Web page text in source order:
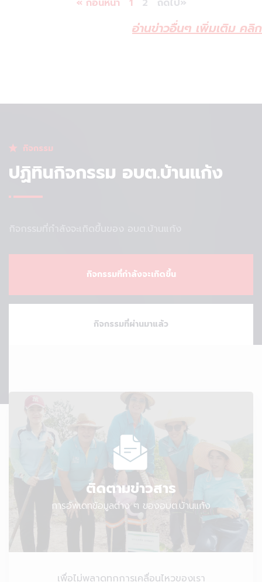
อ่านข่าวอื่นๆ เพิ่มเติม คลิก
กิจกรรม
ปฏิทินกิจกรรม อบต.บ้านแก้ง
กิจกรรมที่กำลังจะเกิดขึ้น
กิจกรรมที่ผ่านมาแล้ว
ติดตามข่าวสาร
การอัพเดทข้อมูลต่าง ๆ ของอบต.บ้านแก้ง
เพื่อไม่พลาดทุกการเคลื่อนไหวของเรา